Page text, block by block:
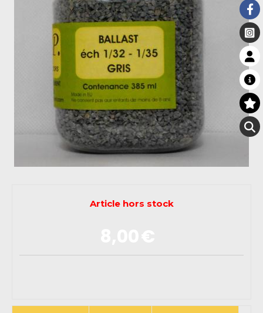
Article hors stock